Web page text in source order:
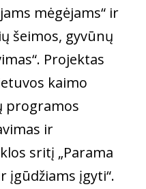
mėgėjams“ ir
šeimos, gyvūnų
Projektas
kaimo
programos
ir
sritį „Parama
įgūdžiams įgyti“.